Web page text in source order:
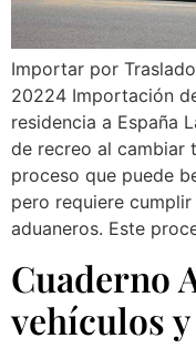
Importar por
20224 Importación
residencia a España
de recreo al cambiar
proceso que puede
pero requiere
aduaneros. Este
Cuaderno
vehículos